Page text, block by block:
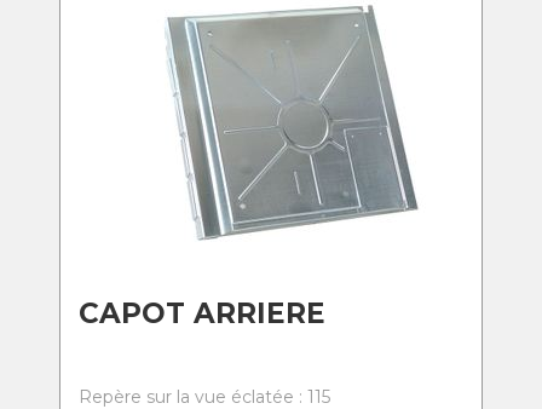
CAPOT ARRIERE
Repère sur la vue éclatée : 115